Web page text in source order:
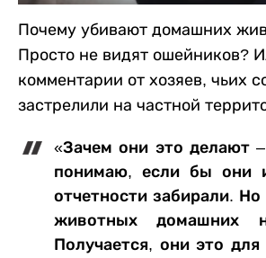
Почему убивают домашних
Просто не видят ошейников?
комментарии от хозяев, чьих
застрелили на частной
«Зачем они это делают
понимаю, если бы они
отчетности забирали.
животных домашних
Получается, они это для